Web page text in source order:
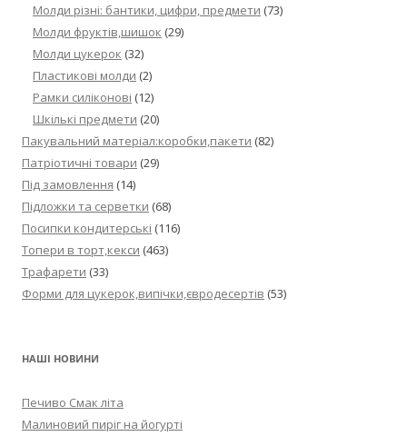
Молди різні: бантики, цифри, предмети (73)
Молди фруктів,шишок (29)
Молди цукерок (32)
Пластикові молди (2)
Рамки силіконові (12)
Шкількі предмети (20)
Пакувальний матеріал:коробки,пакети (82)
Патріотичні товари (29)
Під замовлення (14)
Підложки та серветки (68)
Посипки кондитерські (116)
Топери в торт,кекси (463)
Трафарети (33)
Форми для цукерок,випічки,євродесертів (53)
НАШІ НОВИНИ
Печиво Смак літа
Малиновий пиріг на йогурті